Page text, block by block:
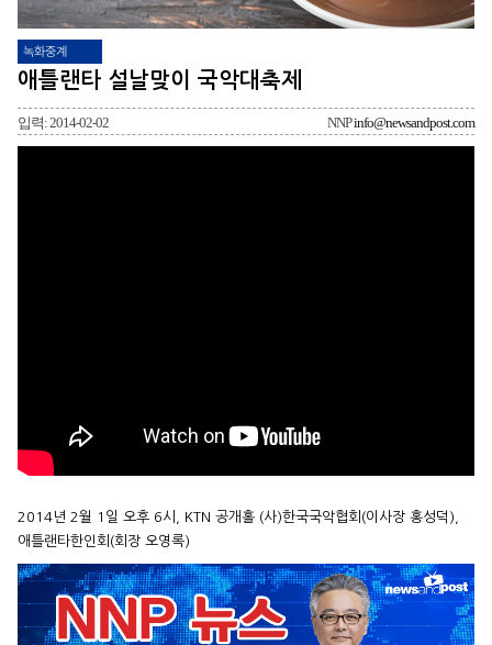
녹화중계
애틀랜타 설날맞이 국악대축제
입력: 2014-02-02 NNPinfo@newsandpost.com
2014년 2월 1일 오후 6시, KTN 공개홀 (사)한국국악협회(이사장 홍성덕),
애틀랜타한인회(회장 오영록)